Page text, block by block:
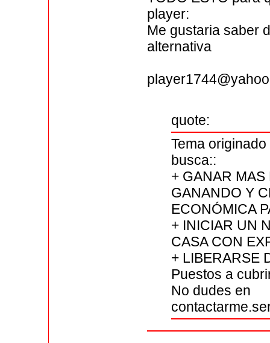
player:
Me gustaria saber
alternativa
quote:
Tema
busca::
+ GANAR
GANANDO Y
ECONÓMICA
+ INICIAR UN
CASA CON
+ LIBERARSE
Puestos a
No dudes en